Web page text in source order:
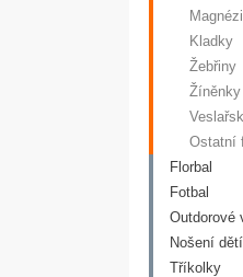
Kladky
Žebřiny
Žíněnky
Ostatní
Florbal
Fotbal
Outdorové
Nošení dětí
Tříkolky